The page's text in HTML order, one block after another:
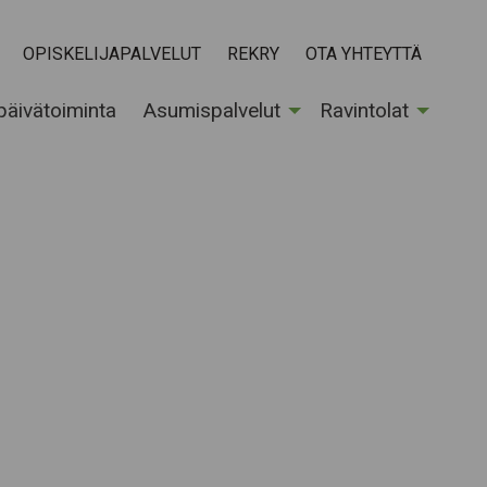
OPISKELIJAPALVELUT REKRY OTA YHTEYTTÄ
Asumispalvelut Ravintolat